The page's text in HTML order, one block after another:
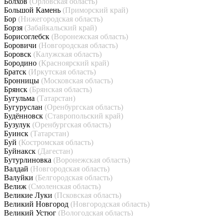
Большой Камень (Приморский край)
Бор (Нижегородская область)
Борзя (Забайкальский край)
Борисоглебск (Воронежская область)
Боровичи (Новгородская область)
Боровск (Калужская область)
Бородино (Красноярский край)
Братск (Иркутская область)
Бронницы (Московская область)
Брянск (Брянская область)
Бугульма (Татарстан)
Бугуруслан (Оренбургская область)
Будённовск (Ставропольский край)
Бузулук (Оренбургская область)
Буинск (Татарстан)
Буй (Костромская область)
Буйнакск (Дагестан)
Бутурлиновка (Воронежская область)
Валдай (Новгородская область)
Валуйки (Белгородская область)
Велиж (Смоленская область)
Великие Луки (Псковская область)
Великий Новгород (Новгородская область)
Великий Устюг (Вологодская область)